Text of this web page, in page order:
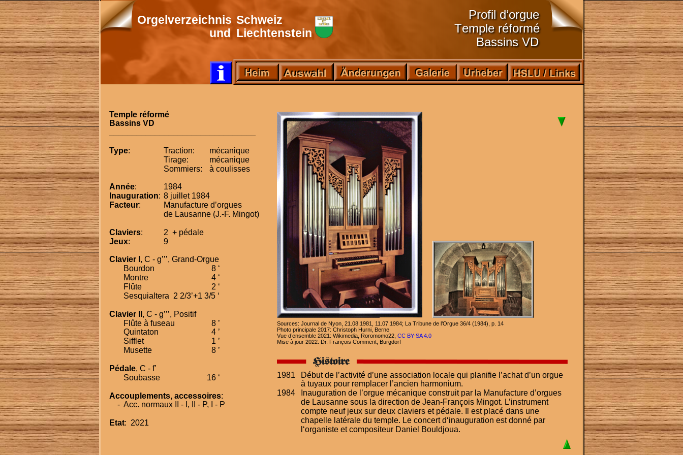
Temple réformé
Bassins VD
Type: Traction:
mécanique
Tirage:
mécanique
Sommiers:
à coulisses
Année:
1984
Inauguration: 8 juillet 1984
Facteur:
Manufacture d’orgues
de Lausanne (J.-F. Mingot)
Claviers:
2  + pédale
Jeux: 9
Clavier I , C - g’’’, Grand-Orgue
Bourdon
8 ‘
Montre
4 ‘
Flûte
2 ‘
Sesquialtera 2 2/3’+1 3/5 ‘
Clavier II , C - g’’’, Positif
Flûte à fuseau
8 ’
Quintaton
4 ’
Sifflet
1 ’
Musette
8 ’
Pédale, C - f’
Soubasse
16 ‘
Accouplements, accessoires:
    -
Acc. normaux II - I, II - P, I - P
Etat:  2021
1981
Début de l’activité d’une association locale qui planifie l’achat d’un orgue
à tuyaux pour remplacer l’ancien harmonium.
1984
Inauguration de l’orgue mécanique construit par la Manufacture d’orgues
de Lausanne sous la direction de Jean-François Mingot. L’instrument
compte neuf jeux sur deux claviers et pédale. Il est placé dans une
chapelle latérale du temple. Le concert d‘inauguration est donné par
l‘organiste et compositeur Daniel Bouldjoua.
Sources: Journal de Nyon, 21.08.1981, 11.07.1984; La Tribune de l’Orgue 36/4 (1984), p. 14
Photo principale 2017: Christoph Hurni, Berne
Vue d’ensemble 2021: Wikimedia, Roromomo22, CC BY-SA 4.0
Mise à jour 2022: Dr. François Comment, Burgdorf
Profil d‘orgue
Temple réformé
Bassins VD
Orgelverzeichnis Schweiz
und Liechtenstein